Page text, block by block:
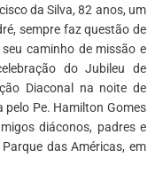
da Silva, 82 anos, um
sempre faz questão de
caminho de missão e
do Jubileu de
Diaconal na noite de
Pe. Hamilton Gomes
diáconos, padres e
das Américas, em